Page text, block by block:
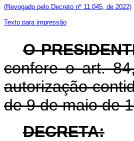
(Revogado pelo Decreto nº 11.045, de 2022)
Texto para impressão
O
confere o art.
autorização
de 9 de maio de
DECRETA: